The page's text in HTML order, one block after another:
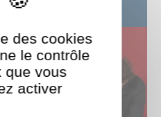
SEP
désactivé.
des cookies
le contrôle
que vous
activer